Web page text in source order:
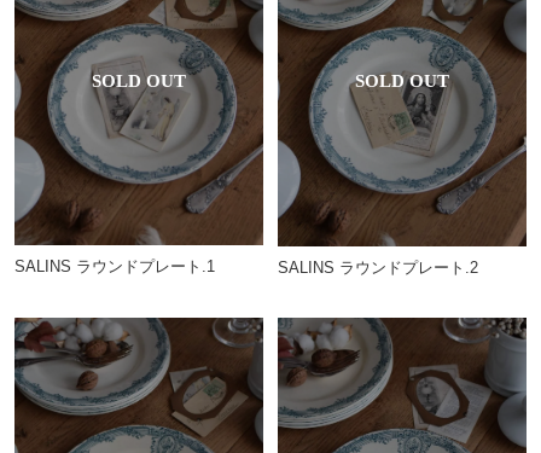
SALINS ラウンドプレート.1 SALINS ラウンドプレート.2